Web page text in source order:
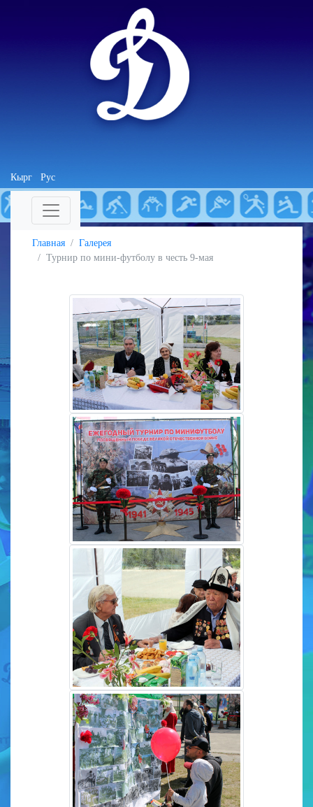
Кырг Рус
Главная
Галерея
Турнир по мини-футболу в честь 9-мая